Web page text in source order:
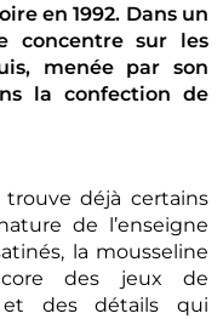
en 1992. Dans un
concentre sur les
menée par son
la confection de
déjà certains
de l’enseigne
la mousseline
des jeux de
et des détails qui